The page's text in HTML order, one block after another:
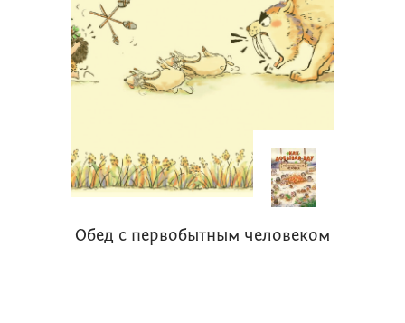
Обед с первобытным человеком